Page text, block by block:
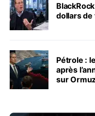
dollars de
Pétrole :
après
sur